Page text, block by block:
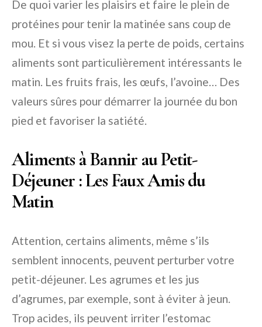
De quoi varier les plaisirs et faire le plein de
protéines pour tenir la matinée sans coup de
mou. Et si vous visez la perte de poids, certains
aliments sont particulièrement intéressants le
matin. Les fruits frais, les œufs, l’avoine… Des
valeurs sûres pour démarrer la journée du bon
pied et favoriser la satiété.
Aliments à Bannir au Petit-
Déjeuner : Les Faux Amis du
Matin
Attention, certains aliments, même s’ils
semblent innocents, peuvent perturber votre
petit-déjeuner. Les agrumes et les jus
d’agrumes, par exemple, sont à éviter à jeun.
Trop acides, ils peuvent irriter l’estomac